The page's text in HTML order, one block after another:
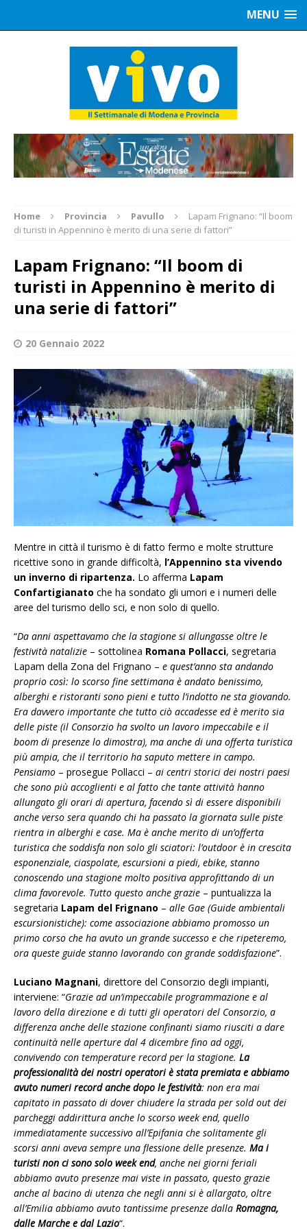
MENU
Home Provincia Pavullo
Lapam Frignano: “Il boom
di turisti in Appennino è merito di una serie di fattori”
Lapam Frignano: “Il boom di
turisti in Appennino è merito di
una serie di fattori”
20 Gennaio 2022
Mentre in città il turismo è di fatto fermo e molte strutture
ricettive sono in grande difficoltà, l’Appennino sta vivendo
un inverno di ripartenza. Lo afferma Lapam
Confartigianato che ha sondato gli umori e i numeri delle
aree del turismo dello sci, e non solo di quello.
“Da anni aspettavamo che la stagione si allungasse oltre le
festività natalizie – sottolinea Romana Pollacci, segretaria
Lapam della Zona del Frignano – e quest’anno sta andando
proprio così: lo scorso fine settimana è andato benissimo,
alberghi e ristoranti sono pieni e tutto l’indotto ne sta giovando.
Era davvero importante che tutto ciò accadesse ed è merito sia
delle piste (il Consorzio ha svolto un lavoro impeccabile e il
boom di presenze lo dimostra), ma anche di una offerta turistica
più ampia, che il territorio ha saputo mettere in campo.
Pensiamo – prosegue Pollacci – ai centri storici dei nostri paesi
che sono più accoglienti e al fatto che tante attività hanno
allungato gli orari di apertura, facendo sì di essere disponibili
anche verso sera quando chi ha passato la giornata sulle piste
rientra in alberghi e case. Ma è anche merito di un’offerta
turistica che soddisfa non solo gli sciatori: l’outdoor è in crescita
esponenziale, ciaspolate, escursioni a piedi, ebike, stanno
conoscendo una stagione molto positiva approfittando di un
clima favorevole. Tutto questo anche grazie – puntualizza la
segretaria Lapam del Frignano – alle Gae (Guide ambientali
escursionistiche): come associazione abbiamo promosso un
primo corso che ha avuto un grande successo e che ripeteremo,
ora queste guide stanno lavorando con grande soddisfazione”.
Luciano Magnani, direttore del Consorzio degli impianti,
interviene: “Grazie ad un’impeccabile programmazione e al
lavoro della direzione e di tutti gli operatori del Consorzio, a
differenza anche delle stazione confinanti siamo riusciti a dare
continuità nelle aperture dal 4 dicembre fino ad oggi,
convivendo con temperature record per la stagione. La
professionalità dei nostri operatori è stata premiata e abbiamo
avuto numeri record anche dopo le festività: non era mai
capitato in passato di dover chiudere la strada per sold out dei
parcheggi addirittura anche lo scorso week end, quello
immediatamente successivo all’Epifania che solitamente gli
scorsi anni aveva sempre una flessione delle presenze. Ma i
turisti non ci sono solo week end, anche nei giorni feriali
abbiamo avuto presenze mai viste in passato, questo grazie
anche al bacino di utenza che negli anni si è allargato, oltre
all’Emilia abbiamo avuto tantissime presenze dalla Romagna,
dalle Marche e dal Lazio“.